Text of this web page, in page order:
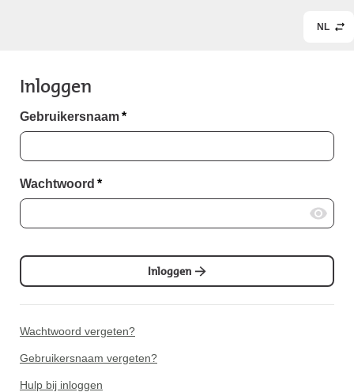
NL
Inloggen
Gebruikersnaam*
Wachtwoord *
Inloggen
Wachtwoord vergeten?
Gebruikersnaam vergeten?
Hulp bij inloggen